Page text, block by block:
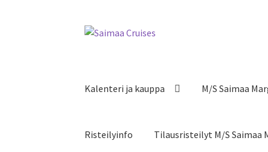
Skip
Skip
Kalenteri ja kauppa M/S Saimaa
Risteilyinfo Tilausristeilyt M/S Saimaa